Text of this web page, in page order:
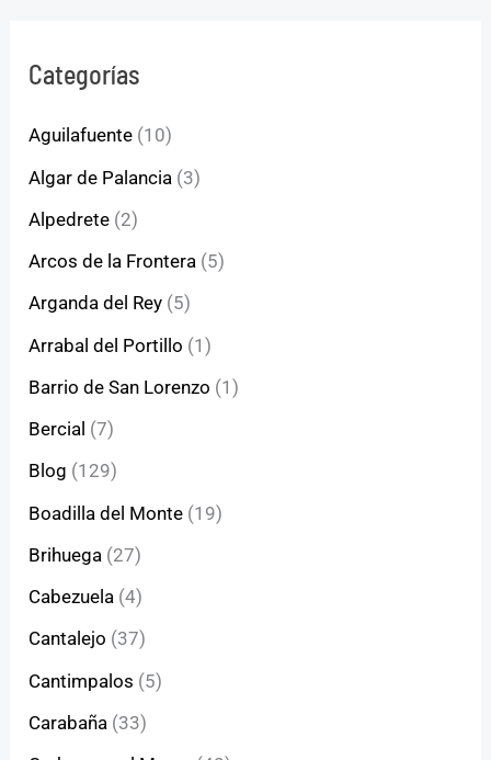
Categorías
Aguilafuente (10)
Algar de Palancia (3)
Alpedrete (2)
Arcos de la Frontera (5)
Arganda del Rey (5)
Arrabal del Portillo (1)
Barrio de San Lorenzo (1)
Bercial (7)
Blog (129)
Boadilla del Monte (19)
Brihuega (27)
Cabezuela (4)
Cantalejo (37)
Cantimpalos (5)
Carabaña (33)